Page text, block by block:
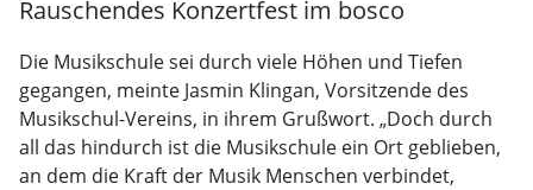
Rauschendes Konzertfest im bosco
Die Musikschule sei durch viele Höhen und Tiefen
gegangen, meinte Jasmin Klingan, Vorsitzende des
Musikschul-Vereins, in ihrem Grußwort. „Doch durch
all das hindurch ist die Musikschule ein Ort geblieben,
an dem die Kraft der Musik Menschen verbindet,